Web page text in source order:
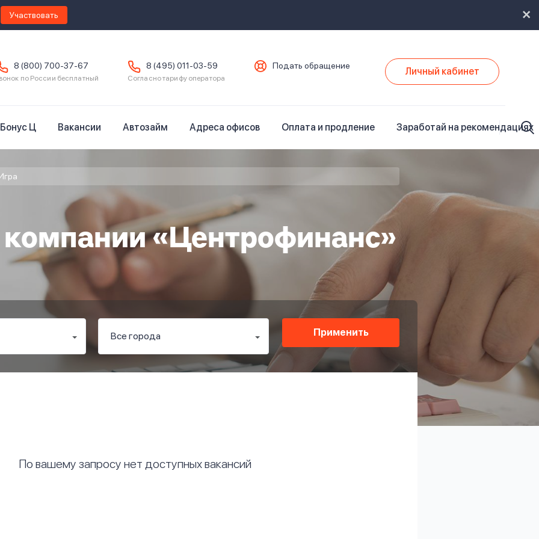
Участвовать
8 (800) 700-37-67
по России бесплатный
8 (495) 011-03-59
Согласно тарифу оператора
Подать обращение Личный кабинет
Бонус Ц Вакансии Автозайм Адреса офисов Оплата и продление Заработай на рекомендациях
компании «Центрофинанс»
Применить
По вашему запросу нет доступных вакансий